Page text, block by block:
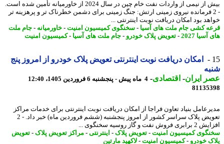
بیش از نیمی از واردات نفت خام چین در سال 2024 از خاورمیانه تأمین شده است.
2 فرمانده نیروی زمینی ارتش: جنگ زمینی برای دشمن خطرناک تر و پرهزینه تر
بود امکان دریافت نوبت اینترنتی ...
کشی جام ملت های آسیا -سخنگوی کمیسیون امنیت-خاورمیانه-جام ملت
2027
-تعویض پلاک خودرو-جام ملت های آسیا -کمیسیون امنیت
امکان دریافت نوبت اینترنتی تعویض پلاک خودرو از امروز پنج
ایران- اقتصادی-4 ماه پیش - پنجشنبه 6 فروردین 1405، 12:40
بنیاد تعاون فراجا از امکان دریافت نوبت اینترنتی برای خدمات مراکز
تعویض پلاک سراسر کشور از امروز پنجشنبه (ششم فروردین ماه) خبر داد. - 2
نفت و گاز روسیه سخنگوی ...
کمیسیون امنیت-تعویض پلاک -اینترنتی-مراکز تعویض پلاک -تعویض
خودرو-کمیسیون امنیت-لاکهید مارتین